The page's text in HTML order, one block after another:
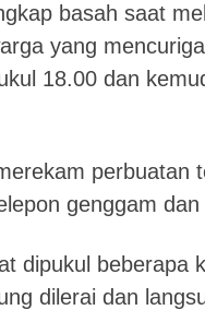
basah saat
yang
18.00 dan
perbuatan
genggam
dipukul beberapa
dilerai dan